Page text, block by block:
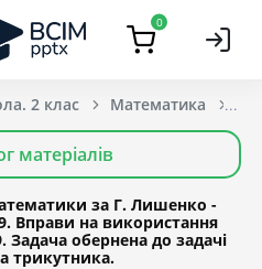
0
2 клас Математика
матеріалів
за Г. Лишенко -
Вправи на використання
обернена до задачі
трикутника.